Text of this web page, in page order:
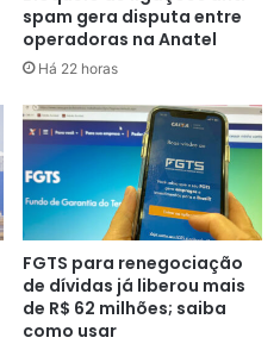
taxa básica de juros. Para
da Indústria), a manutenção
dos últimos seis anos é
custos adicionais para a
spam gera disputa entre
operadoras na Anatel
Há 22 horas
FGTS para renegociação
de dívidas já liberou mais
de R$ 62 milhões; saiba
como usar